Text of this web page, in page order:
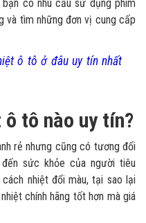
có nhu cầu sử dụng phim
và tìm những đơn vị cung cấp
ô tô ở đâu uy tín nhất
tô nào uy tín?
rẻ nhưng cũng có tương đối
sức khỏe của người tiêu
nhiệt đổi màu, tại sao lại
chính hãng tốt hơn mà giá